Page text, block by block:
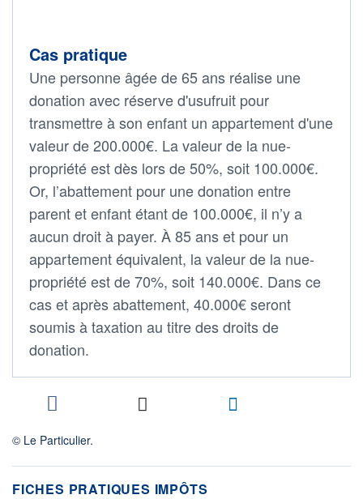
Cas pratique
Une personne âgée de 65 ans réalise une
donation avec réserve d'usufruit pour
transmettre à son enfant un appartement d'une
valeur de 200.000€. La valeur de la nue-
propriété est dès lors de 50%, soit 100.000€.
Or, l’abattement pour une donation entre
parent et enfant étant de 100.000€, il n’y a
aucun droit à payer. À 85 ans et pour un
appartement équivalent, la valeur de la nue-
propriété est de 70%, soit 140.000€. Dans ce
cas et après abattement, 40.000€ seront
soumis à taxation au titre des droits de
donation.
© Le Particulier.
FICHES PRATIQUES IMPÔTS